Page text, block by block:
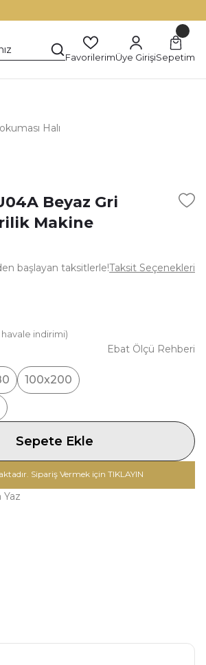
FavorilerimÜye GirişiSepetim
Halı
Beyaz Gri
Makine
başlayan taksitlerle!Taksit Seçenekleri
havale indirimi)
100x200
Ebat Ölçü Rehberi
Sepete Ekle
Sipariş Vermek için TIKLAYIN
Yaz